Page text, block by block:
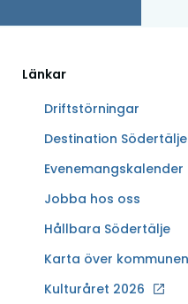
Länkar
Driftstörningar
Destination Södertälje
Ö
p
n
a
y
Evenemangskalender
Jobba hos oss
Ö
p
n
a
Hållbara Södertälje
Karta över kommunen
Kulturåret 2026